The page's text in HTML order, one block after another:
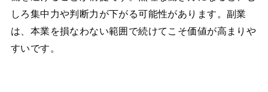
しろ集中力や判断力が下がる可能性があります。副業
は、本業を損なわない範囲で続けてこそ価値が高まりや
すいです。